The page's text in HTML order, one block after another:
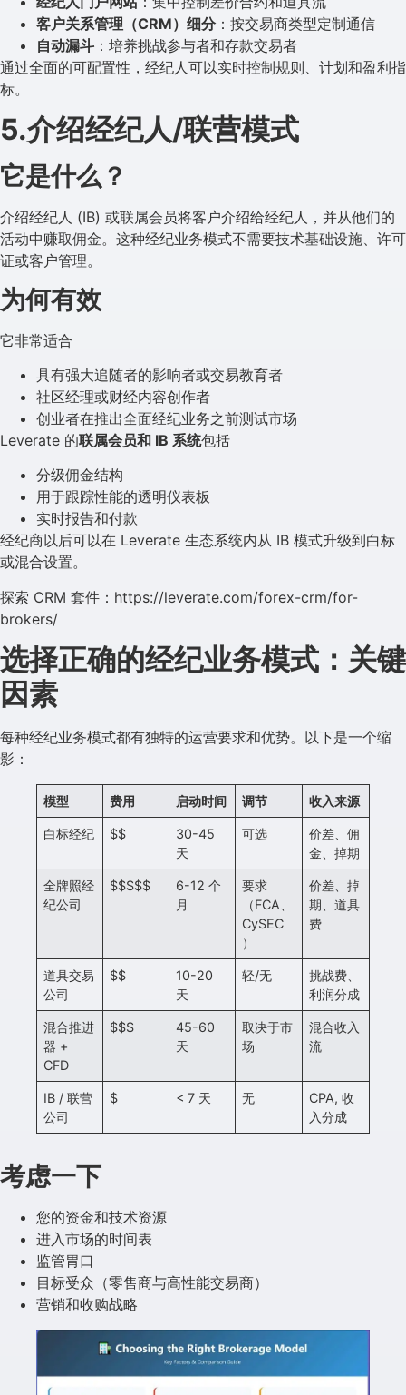
客户关系管理（CRM）细分：按交易商类型定制通信
自动漏斗 ：培养挑战参与者和存款交易者
通过全面的可配置性，经纪人可以实时控制规则、计划和盈利指
标。
5.介绍经纪人/联营模式
它是什么？
介绍经纪人 (IB) 或联属会员将客户介绍给经纪人，并从他们的
活动中赚取佣金。这种经纪业务模式不需要技术基础设施、许可
证或客户管理。
为何有效
它非常适合
具有强大追随者的影响者或交易教育者
社区经理或财经内容创作者
创业者在推出全面经纪业务之前测试市场
Leverate 的联属会员和 IB 系统包括
分级佣金结构
用于跟踪性能的透明仪表板
实时报告和付款
经纪商以后可以在 Leverate 生态系统内从 IB 模式升级到白标
或混合设置。
探索 CRM 套件：https://leverate.com/forex-crm/for-
brokers/
选择正确的经纪业务模式：关键
因素
每种经纪业务模式都有独特的运营要求和优势。以下是一个缩
影：
模型 费用 启动时间 调节 收入来源
白标经纪 $$
30-45
天
可选
价差、佣
金、掉期
全牌照经
纪公司
$$$$$
6-12 个
月
要求
（FCA、
CySEC
）
价差、掉
期、道具
费
道具交易
公司
$$
10-20
天
轻/无
挑战费、
利润分成
混合推进
器 +
CFD
$$$
45-60
天
取决于市
场
混合收入
流
IB / 联营
公司
$ < 7 天 无
CPA, 收
入分成
考虑一下
您的资金和技术资源
进入市场的时间表
监管胃口
目标受众（零售商与高性能交易商）
营销和收购战略